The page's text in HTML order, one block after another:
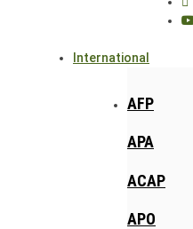
International
AFP
APA
ACAP
APO